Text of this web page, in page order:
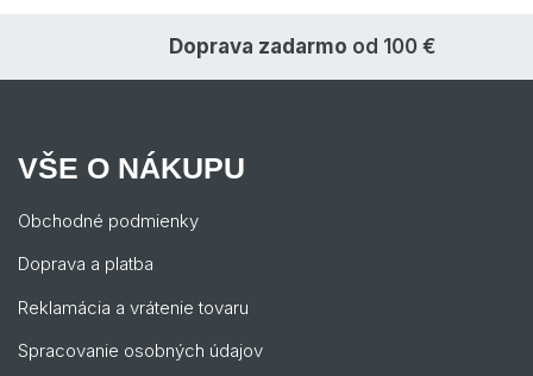
Doprava zadarmo od 100 €
VŠE O NÁKUPU
Obchodné podmienky
Doprava a platba
Reklamácia a vrátenie tovaru
Spracovanie osobných údajov